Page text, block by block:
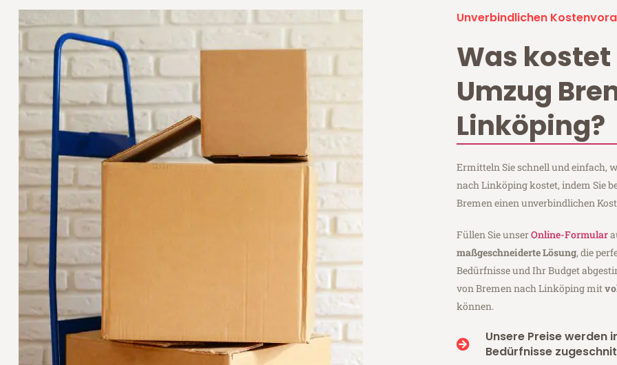
Unverbindlichen
Was kostet
Umzug
Linköping?
Ermitteln Sie schnell und einfach,
nach Linköping kostet, indem Sie
Bremen einen unverbindlichen
Füllen Sie unserOnline-Formular
maßgeschneiderte Lösung, die
Bedürfnisse und Ihr Budget
von Bremen nach Linköping mit
können.
Unsere Preise werden
Bedürfnisse